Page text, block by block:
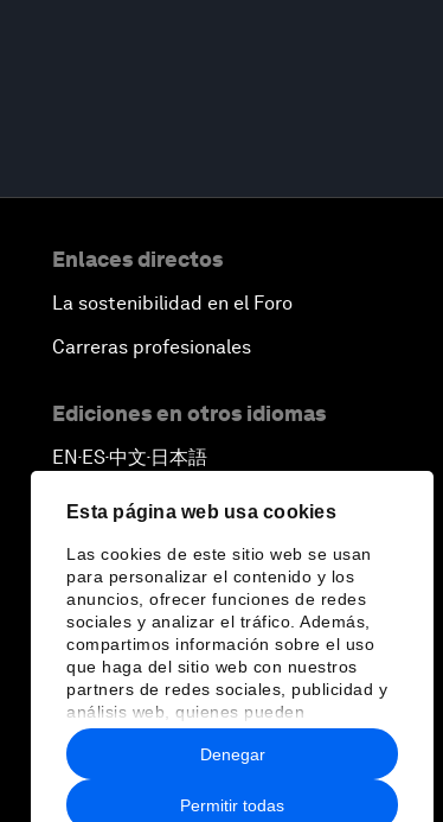
Esta página web usa cookies
Las cookies de este sitio web se usan
para personalizar el contenido y los
anuncios, ofrecer funciones de redes
sociales y analizar el tráfico. Además,
compartimos información sobre el uso
que haga del sitio web con nuestros
partners de redes sociales, publicidad y
análisis web, quienes pueden
combinarla con otra información que les
haya proporcionado o que hayan
recopilado a partir del uso que haya
hecho de sus servicios.
Permitir todas
Denegar
Enlaces directos
La sostenibilidad en el Foro
Carreras profesionales
Ediciones en otros idiomas
EN ▪ES▪中文▪ 日本語